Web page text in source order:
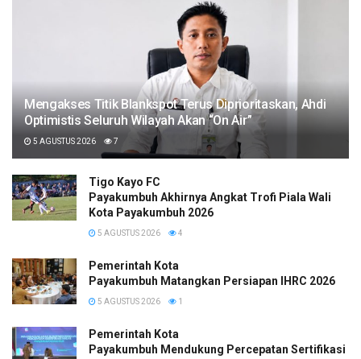
Mengakses Titik Blankspot Terus Diprioritaskan, Ahdi
Optimistis Seluruh Wilayah Akan “On Air”
5 AGUSTUS 2026 7
Tigo Kayo FC
Payakumbuh Akhirnya Angkat Trofi Piala Wali
Kota Payakumbuh 2026
5 AGUSTUS 2026 4
Pemerintah Kota
Payakumbuh Matangkan Persiapan IHRC 2026
5 AGUSTUS 2026 1
Pemerintah Kota
Payakumbuh Mendukung Percepatan Sertifikasi